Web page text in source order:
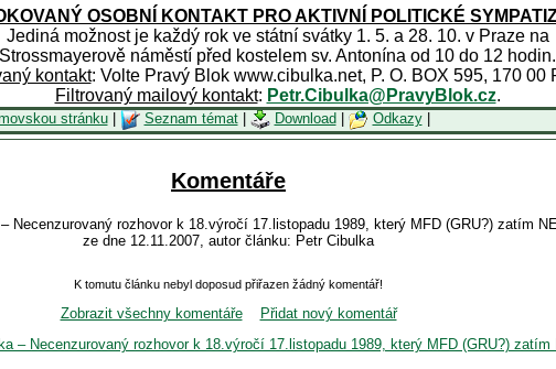
OSOBNÍ KONTAKT PRO AKTIVNÍ POLITICKÉ
Jediná možnost je každý rok ve státní svátky 1. 5. a 28. 10. v Praze na
Strossmayerově náměstí před kostelem sv. Antonína od 10 do 12 hodin.
kontakt: Volte Pravý Blok www.cibulka.net, P. O. BOX 595, 170 00
Filtrovaný mailový kontakt: Petr.Cibulka@PravyBlok.cz.
stránku| Seznam témat| Download Odkazy|
Komentáře
Necenzurovaný rozhovor k 18.výročí 17.listopadu 1989, který MFD (GRU?) zatím
ze dne 12.11.2007, autor článku: Petr Cibulka
K tomutu článku nebyl doposud přiřazen žádný komentář!
Zobrazit všechny komentáře
Přidat nový komentář
– Necenzurovaný rozhovor k 18.výročí 17.listopadu 1989, který MFD (GRU?)